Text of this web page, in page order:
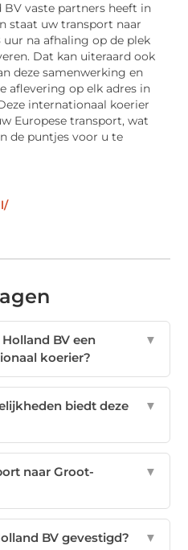
vaste partners heeft in
staat uw transport naar
na afhaling op de plek
Dat kan uiteraard ook
deze samenwerking en
aflevering op elk adres in
internationaal koerier
Europese transport, wat
de puntjes voor u te
BV een
koerier?
▼
biedt deze
▼
naar Groot-
▼
BV gevestigd? ▼